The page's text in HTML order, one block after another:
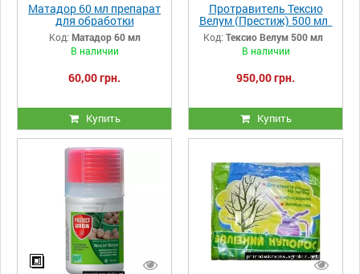
Матадор 60 мл препарат
для обработки
картофеля и рассады
перед посадкой
Код: Матадор 60 мл
В наличии
60,00 грн.
Купить
Протравитель Тексио
Велум (Престиж) 500 мл
Код: Тексио Велум 500 мл
В наличии
950,00 грн.
Купить